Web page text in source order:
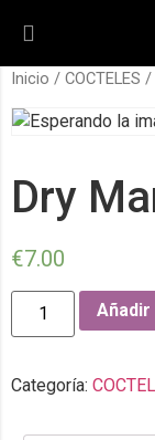
Inicio / COCTELES /
Dry
€7.00
Categoría: